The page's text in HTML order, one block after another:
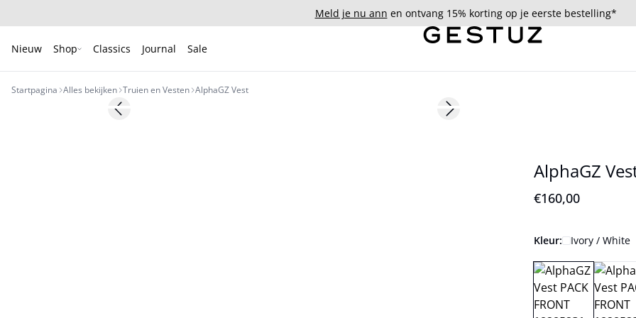
Meld je nu ann en ontvang 15% korting op je eerste bestelling*
Nieuw Shop Classics Journal Sale
Startpagina Alles bekijken Truien en Vesten AlphaGZ Vest
179 cm • S/36
Previous slide Next slide
AlphaGZ
€160,00
Kleur: Ivory / White